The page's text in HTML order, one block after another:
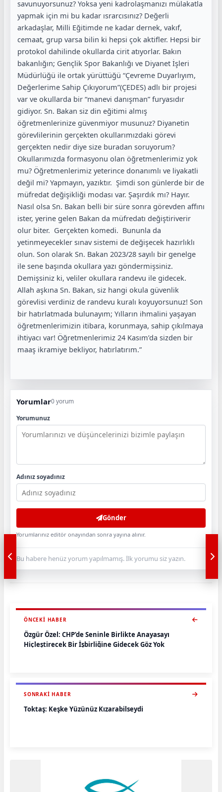
savunuyorsunuz? Yoksa yeni kadrolaşmanızı mülakatla
yapmak için mi bu kadar ısrarcısınız? Değerli
arkadaşlar, Milli Eğitimde ne kadar dernek, vakıf,
cemaat, grup varsa bilin ki hepsi çok aktifler. Hepsi bir
protokol dahilinde okullarda cirit atıyorlar. Bakın
bakanlığın; Gençlik Spor Bakanlığı ve Diyanet İşleri
Müdürlüğü ile ortak yürüttüğü “Çevreme Duyarlıyım,
Değerlerime Sahip Çıkıyorum”(ÇEDES) adlı bir projesi
var ve okullarda bir “manevi danışman” furyasıdır
gidiyor. Sn. Bakan siz din eğitimi almış
öğretmenlerinize güvenmiyor musunuz? Diyanetin
görevlilerinin gerçekten okullarımızdaki görevi
gerçekten nedir diye size buradan soruyorum?
Okullarımızda formasyonu olan öğretmenlerimiz yok
mu? Öğretmenlerimiz yeterince donanımlı ve liyakatli
değil mi? Yapmayın, yazıktır. Şimdi son günlerde bir de
müfredat değişikliği modası var. Şaşırdık mı? Hayır.
Nasıl olsa Sn. Bakan belli bir süre sonra görevden affını
ister, yerine gelen Bakan da müfredatı değiştiriverir
olur biter. Gerçekten komedi. Bununla da
yetinmeyecekler sınav sistemi de değişecek hazırlıklı
olun. Son olarak Sn. Bakan 2023/28 sayılı bir genelge
ile sene başında okullara yazı göndermişsiniz.
Demişsiniz ki, veliler okullara randevu ile gidecek.
Allah aşkına Sn. Bakan, siz hangi okula güvenlik
görevlisi verdiniz de randevu kuralı koyuyorsunuz! Son
bir hatırlatmada bulunayım; Yılların ihmalini yaşayan
öğretmenlerimizin itibara, korunmaya, sahip çıkılmaya
ihtiyacı var! Öğretmenlerimiz 24 Kasım’da sizden bir
maaş ikramiye bekliyor, hatırlatırım.”
Yorumlar0 yorum
Yorumunuz
Adınız soyadınız
Gönder
Yorumlarınız editör onayından sonra yayına alınır.
Bu habere henüz yorum yapılmamış. İlk yorumu siz yazın.
ÖNCEKI HABER
Özgür Özel: CHP’de Seninle Birlikte Anayasayı
Hiçleştirecek Bir İşbirliğine Gidecek Göz Yok
SONRAKI HABER
Toktaş: Keşke Yüzünüz Kızarabilseydi